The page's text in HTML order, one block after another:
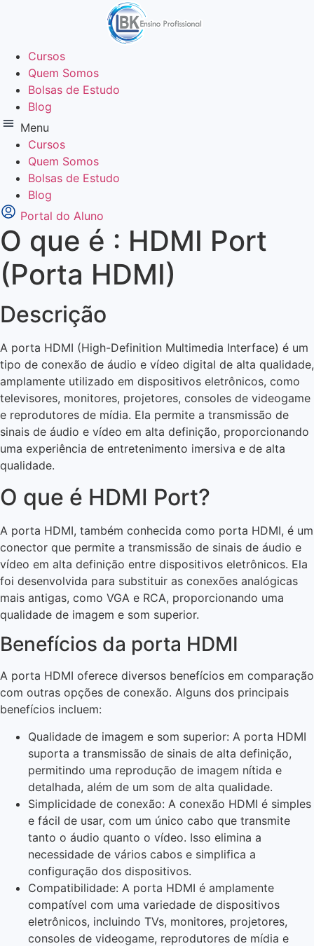
conteúdo
Cursos
Quem Somos
Bolsas de Estudo
Blog
Menu
Cursos
Quem Somos
Bolsas de Estudo
Blog
Portal do Aluno
O que é : HDMI Port
(Porta HDMI)
Descrição
A porta HDMI (High-Definition Multimedia Interface) é um
tipo de conexão de áudio e vídeo digital de alta qualidade,
amplamente utilizado em dispositivos eletrônicos, como
televisores, monitores, projetores, consoles de videogame
e reprodutores de mídia. Ela permite a transmissão de
sinais de áudio e vídeo em alta definição, proporcionando
uma experiência de entretenimento imersiva e de alta
qualidade.
O que é HDMI Port?
A porta HDMI, também conhecida como porta HDMI, é um
conector que permite a transmissão de sinais de áudio e
vídeo em alta definição entre dispositivos eletrônicos. Ela
foi desenvolvida para substituir as conexões analógicas
mais antigas, como VGA e RCA, proporcionando uma
qualidade de imagem e som superior.
Benefícios da porta HDMI
A porta HDMI oferece diversos benefícios em comparação
com outras opções de conexão. Alguns dos principais
benefícios incluem:
Qualidade de imagem e som superior: A porta HDMI
suporta a transmissão de sinais de alta definição,
permitindo uma reprodução de imagem nítida e
detalhada, além de um som de alta qualidade.
Simplicidade de conexão: A conexão HDMI é simples
e fácil de usar, com um único cabo que transmite
tanto o áudio quanto o vídeo. Isso elimina a
necessidade de vários cabos e simplifica a
configuração dos dispositivos.
Compatibilidade: A porta HDMI é amplamente
compatível com uma variedade de dispositivos
eletrônicos, incluindo TVs, monitores, projetores,
consoles de videogame, reprodutores de mídia e